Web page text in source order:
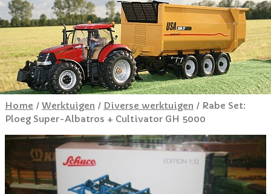
Home / Werktuigen / Diverse werktuigen / Rabe Set:
Ploeg Super-Albatros + Cultivator GH 5000